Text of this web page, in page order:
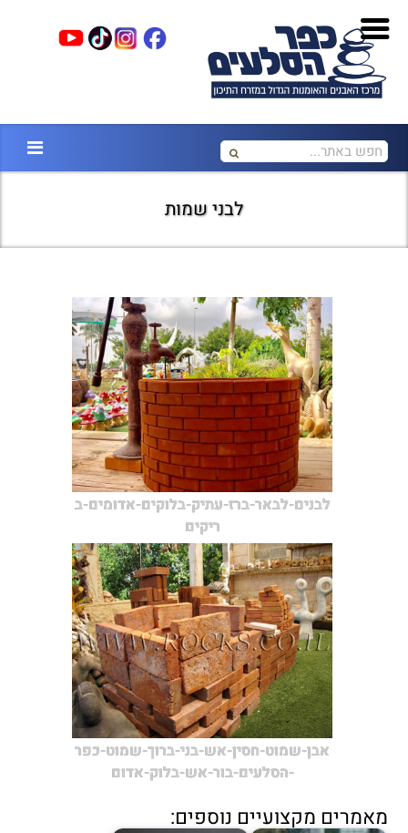
לבני שמות
לבנים-לבאר-ברז-עתיק-בלוקים-אדומים-ב
ריקים
אבן-שמוט-חסין-אש-בני-ברוך-שמוט-כפר
-הסלעים-בור-אש-בלוק-אדום
מאמרים מקצועיים נוספים: